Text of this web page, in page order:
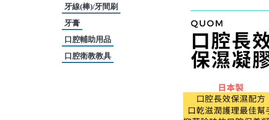
牙線(棒)/牙間刷
牙膏
口腔輔助用品
口腔衛教教具